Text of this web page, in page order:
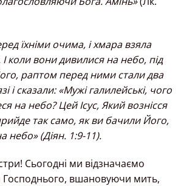
їхніми очима, i хмара взяла
I коли вони дивилися на небо, під
раптом перед ними стали два
i сказали: «Мужі галилейськi, чого
на небо? Цей Ісус, Який вознісся
так само, як ви бачили Його,
небо» (Діян. 1:9-11).
Сьогодні ми відзначаємо
Господнього, вшановуючи мить,